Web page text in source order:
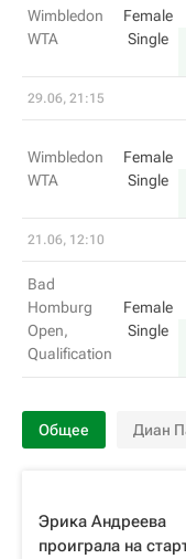
Wimbledon
WTA
Female
Single
29.06, 21:15
Wimbledon
WTA
Female
Single
21.06, 12:10
Bad
Homburg
Open,
Qualification
Female
Single
Общее Диан
Эрика Андреева
проиграла на